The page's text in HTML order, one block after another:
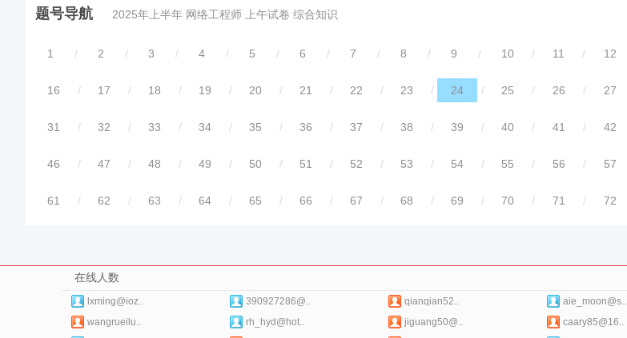
题号导航 2025年上半年 网络工程师 上午试卷 综合知识
1 / 2 / 3 / 4 / 5 / 6 / 7 / 8 / 9 / 10 / 11 / 12
16 / 17 / 18 / 19 / 20 / 21 / 22 / 23 / 24 / 25 / 26 / 27
31 / 32 / 33 / 34 / 35 / 36 / 37 / 38 / 39 / 40 / 41 / 42
46 / 47 / 48 / 49 / 50 / 51 / 52 / 53 / 54 / 55 / 56 / 57
61 / 62 / 63 / 64 / 65 / 66 / 67 / 68 / 69 / 70 / 71 / 72
在线人数
lxming@ioz.. 390927286@.. qianqian52.. aie_moon@s..
wangrueilu..
rh_hyd@hot.. jiguang50@.. caary85@16..